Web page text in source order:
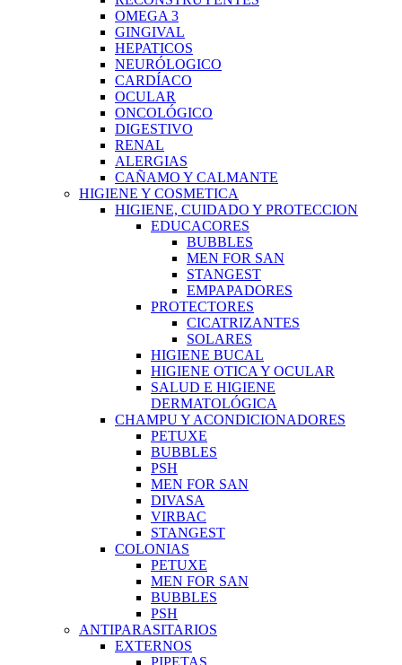
OMEGA 3
GINGIVAL
HEPATICOS
NEURÓLOGICO
CARDÍACO
OCULAR
ONCOLÓGICO
DIGESTIVO
RENAL
ALERGIAS
CAÑAMO Y CALMANTE
HIGIENE Y COSMETICA
HIGIENE, CUIDADO Y PROTECCION
EDUCACORES
BUBBLES
MEN FOR SAN
STANGEST
EMPAPADORES
PROTECTORES
CICATRIZANTES
SOLARES
HIGIENE BUCAL
HIGIENE OTICA Y OCULAR
SALUD E HIGIENE
DERMATOLÓGICA
CHAMPU Y ACONDICIONADORES
PETUXE
BUBBLES
PSH
MEN FOR SAN
DIVASA
VIRBAC
STANGEST
COLONIAS
PETUXE
MEN FOR SAN
BUBBLES
PSH
ANTIPARASITARIOS
EXTERNOS
PIPETAS